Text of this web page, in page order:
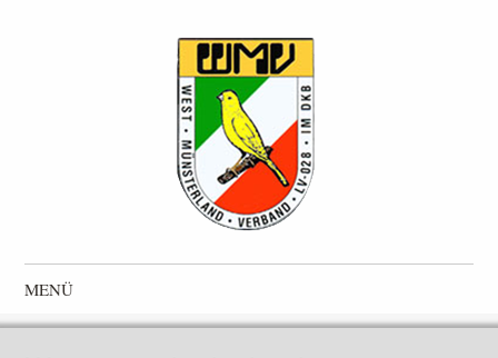
Westmünsterlandverband
Landesverband 028 im Deutscher Kanarien- und Vogelzüchter-
Bund e.V. (DKB)
MENÜ
Zum Inhalt springen